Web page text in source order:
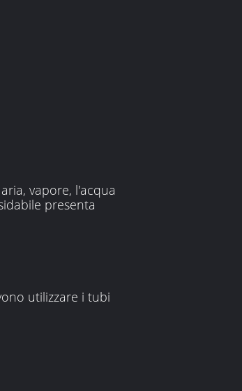
vapore, l'acqua
presenta
utilizzare i tubi